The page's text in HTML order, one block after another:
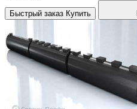
Быстрый заказ Купить